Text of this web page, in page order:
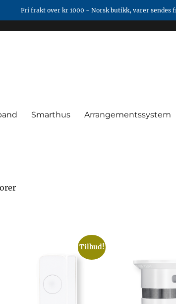
Fri frakt over kr 1000 - Norsk butikk, varer sendes
Smarthus Arrangementssystem
Tilbud!